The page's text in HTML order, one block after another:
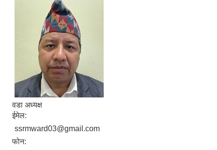
वडा अध्यक्ष
ईमेल:
ssrmward03@gmail.com
फोन: